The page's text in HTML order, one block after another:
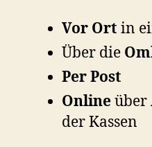
Vor Ort in
Über die
Per Post
Onlineüber
der Kassen